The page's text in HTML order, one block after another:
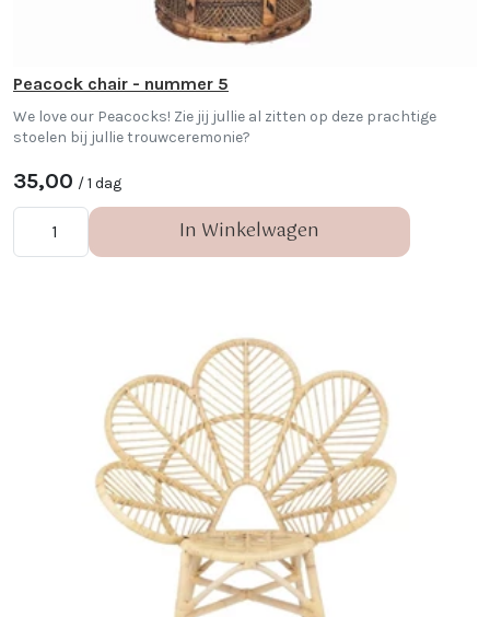
Peacock chair - nummer 5
We love our Peacocks! Zie jij jullie al zitten op deze prachtige
stoelen bij jullie trouwceremonie?
35,00 / 1 dag
In Winkelwagen